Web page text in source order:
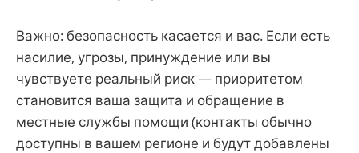
Важно: безопасность касается и вас. Если есть
насилие, угрозы, принуждение или вы
чувствуете реальный риск — приоритетом
становится ваша защита и обращение в
местные службы помощи (контакты обычно
доступны в вашем регионе и будут добавлены